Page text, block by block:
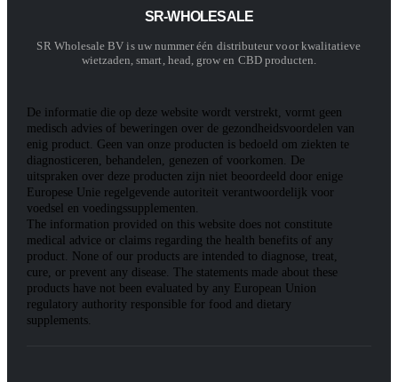
SR-WHOLESALE
SR Wholesale BV is uw nummer één distributeur voor kwalitatieve
wietzaden, smart, head, grow en CBD producten.
De informatie die op deze website wordt verstrekt, vormt geen
medisch advies of beweringen over de gezondheidsvoordelen van
enig product. Geen van onze producten is bedoeld om ziekten te
diagnosticeren, behandelen, genezen of voorkomen. De
uitspraken over deze producten zijn niet beoordeeld door enige
Europese Unie regelgevende autoriteit verantwoordelijk voor
voedsel en voedingssupplementen.
The information provided on this website does not constitute
medical advice or claims regarding the health benefits of any
product. None of our products are intended to diagnose, treat,
cure, or prevent any disease. The statements made about these
products have not been evaluated by any European Union
regulatory authority responsible for food and dietary
supplements.